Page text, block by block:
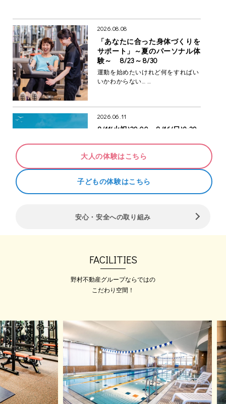
2026.08.08
「あなたに合った身体づくりを
サポート」～夏のパーソナル体
験～ 8/23～8/30
運動を始めたいけれど何をすればい
いかわからない… …
2026.06.11
8/11(火祝)20:00～8/16(日)9:30
さいまして 誠にあ…
ロッカールーム（浴室エリア含
間変更のお知らせ
ス吉祥寺をご愛顧い…
2026.08.04
来る2026年10月11日（日）にメガロ
ス全店イベ…
2026.08.01
【施設体験】夏本番、はじめる
大人の体験はこちら
子どもの体験はこちら
安心・安全への取り組み
FACILITIES
野村不動産グループならではの
こだわり空間！